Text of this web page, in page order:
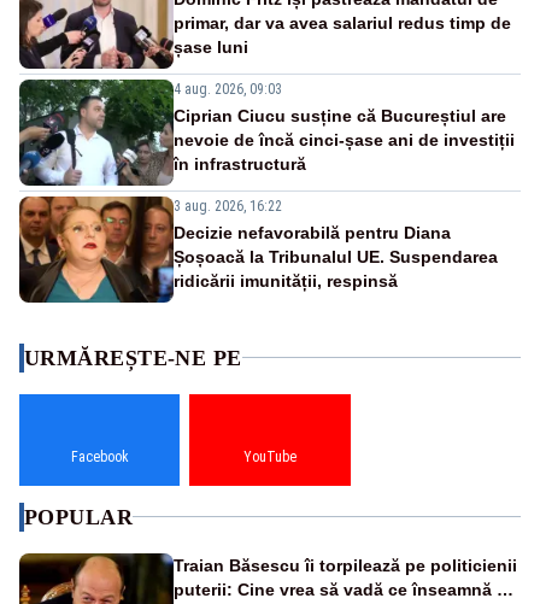
primar, dar va avea salariul redus timp de
șase luni
4 aug. 2026, 09:03
Ciprian Ciucu susține că Bucureștiul are
nevoie de încă cinci-șase ani de investiții
în infrastructură
3 aug. 2026, 16:22
Decizie nefavorabilă pentru Diana
Șoșoacă la Tribunalul UE. Suspendarea
ridicării imunității, respinsă
URMĂREȘTE-NE PE
Facebook YouTube
POPULAR
Traian Băsescu îi torpilează pe politicienii
puterii: Cine vrea să vadă ce înseamnă să